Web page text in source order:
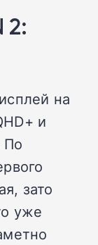
2:
на
и
По
зато
уже